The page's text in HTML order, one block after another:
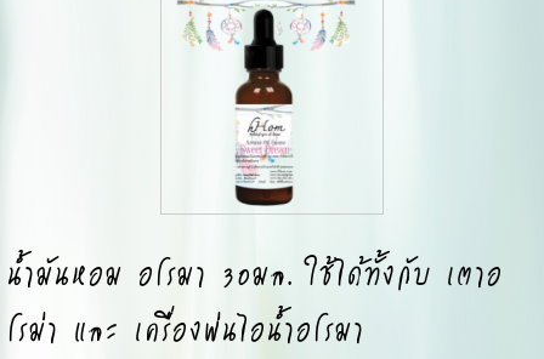
น้ำมันหอม อโรมา 30มล. ใช้ได้ทั้งกับ เตาอ
โรม่า และ เครื่องพ่นไอน้ำอโรมา